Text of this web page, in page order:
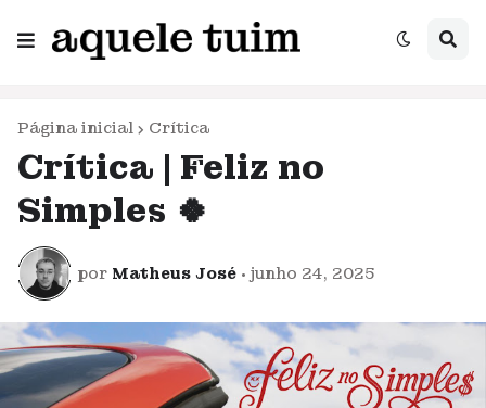
Página inicial Crítica
Crítica | Feliz no
Simples 🍀
por Matheus José • junho 24, 2025